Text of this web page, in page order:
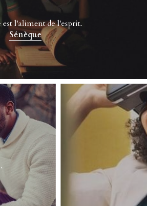
est l'aliment de l'esprit.
Sénèque